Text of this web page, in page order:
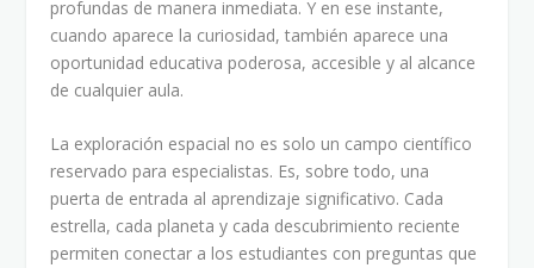
profundas de manera inmediata. Y en ese instante,
cuando aparece la curiosidad, también aparece una
oportunidad educativa poderosa, accesible y al alcance
de cualquier aula.
La exploración espacial no es solo un campo científico
reservado para especialistas. Es, sobre todo, una
puerta de entrada al aprendizaje significativo. Cada
estrella, cada planeta y cada descubrimiento reciente
permiten conectar a los estudiantes con preguntas que